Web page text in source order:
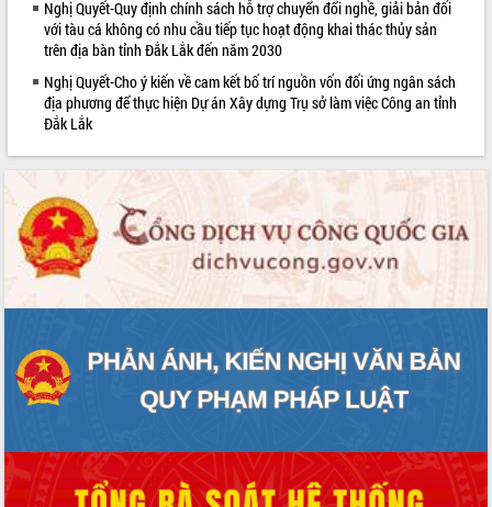
văn hóa, thể thao đáp ứng yêu cầu
phát triển mới
Thường trực HĐND tỉnh Đắk Lắk gặp
mặt Đoàn chuyên gia y tế TP. Hồ Chí
Minh
Lễ truy điệu và an táng hài cốt liệt sĩ
xuất khẩu sầu riêng và triển khai quy
định EUDR
Thứ trưởng Bộ Nông nghiệp và Môi
trường Nguyễn Hoàng Hiệp khảo sát
vùng trồng và doanh nghiệp đóng gói
sầu riêng tại Đắk Lắk
Trình diễn nghệ thuật chế biến các
món ăn từ sầu riêng
Đắk Lắk công bố Quy hoạch và xúc
ứng để giữ vững thị trường xuất khẩu
Diễn đàn Kinh tế tư nhân Việt Nam đột
Nghị Quyết-Quy định chính sách hỗ trợ chuyển đổi nghề, giải bản đối
với tàu cá không có nhu cầu tiếp tục hoạt động khai thác thủy sản
trên địa bàn tỉnh Đắk Lắk đến năm 2030
Nghị Quyết-Cho ý kiến về cam kết bố trí nguồn vốn đối ứng ngân sách
địa phương để thực hiện Dự án Xây dựng Trụ sở làm việc Công an tỉnh
Đắk Lắk